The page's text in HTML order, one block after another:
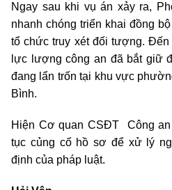
Ngay sau khi vụ án xảy ra,
nhanh chóng triển khai đồng
tổ chức truy xét đối tượng. Đến
lực lượng công an đã bắt giữ
đang lẩn trốn tại khu vực
Bình.
Hiện Cơ quan CSĐT Công
tục củng cố hồ sơ để xử lý
định của pháp luật.